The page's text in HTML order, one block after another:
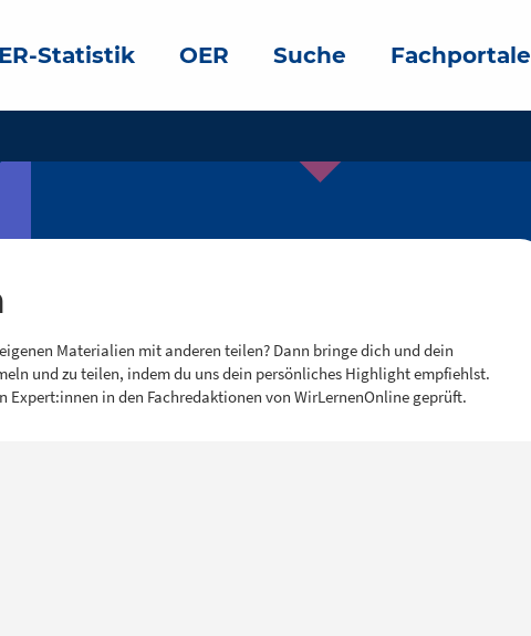
Statistik OER Suche Fachportale
Materialien mit anderen teilen? Dann bringe dich und dein
und zu teilen, indem du uns dein persönliches Highlight empfiehlst.
Expert:innen in den Fachredaktionen von WirLernenOnline geprüft.